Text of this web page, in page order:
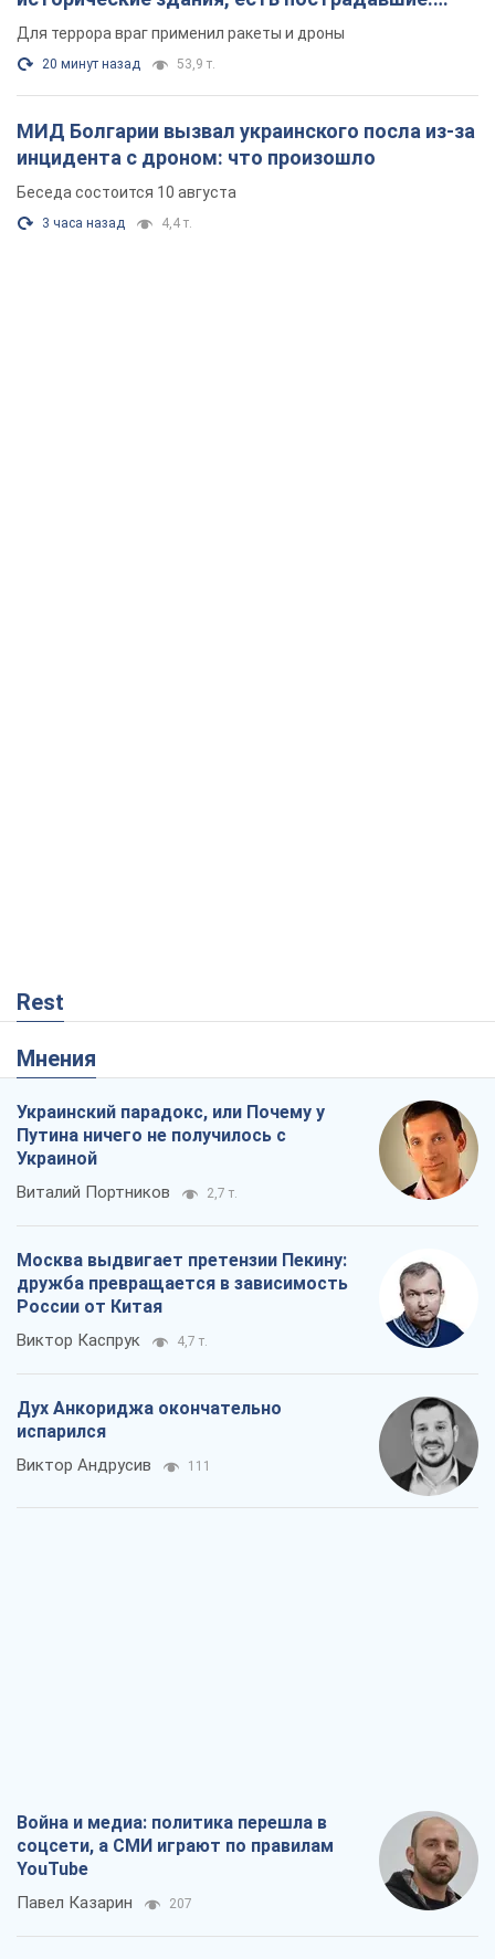
Фото и видео
Для террора враг применил ракеты и дроны
20 минут назад 53,9 т.
МИД Болгарии вызвал украинского посла из-за
инцидента с дроном: что произошло
Беседа состоится 10 августа
3 часа назад 4,4 т.
Rest
Мнения
Украинский парадокс, или Почему у
Путина ничего не получилось с
Украиной
Виталий Портников 2,7 т.
Москва выдвигает претензии Пекину:
дружба превращается в зависимость
России от Китая
Виктор Каспрук 4,7 т.
Дух Анкориджа окончательно
испарился
Виктор Андрусив 111
Война и медиа: политика перешла в
соцсети, а СМИ играют по правилам
YouTube
Павел Казарин 207